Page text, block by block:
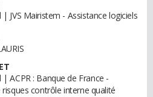
JVS Mairistem - Assistance logiciels
ACPR : Banque de France -
contrôle interne qualité